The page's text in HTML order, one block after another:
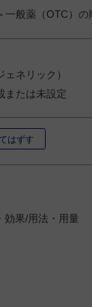
般薬（OTC）の
ネリック）
または未設定
はずす
効果/用法・用量